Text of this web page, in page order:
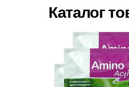
Каталог